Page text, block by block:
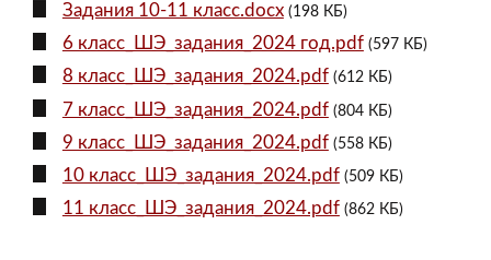
Задания 10-11 класс.docx (198 КБ)
6 класс_ШЭ_задания_2024 год.pdf (597 КБ)
8 класс_ШЭ_задания_2024.pdf (612 КБ)
7 класс_ШЭ_задания_2024.pdf (804 КБ)
9 класс_ШЭ_задания_2024.pdf (558 КБ)
10 класс_ШЭ_задания_2024.pdf (509 КБ)
11 класс_ШЭ_задания_2024.pdf (862 КБ)